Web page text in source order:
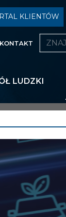
KLIENTÓW
LUDZKI